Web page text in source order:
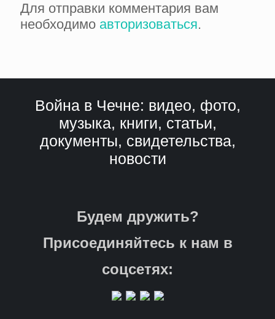
Для отправки комментария вам
необходимо авторизоваться.
Война в Чечне: видео, фото,
музыка, книги, статьи,
документы, свидетельства,
новости
Будем дружить?
Присоединяйтесь к нам в
соцсетях: